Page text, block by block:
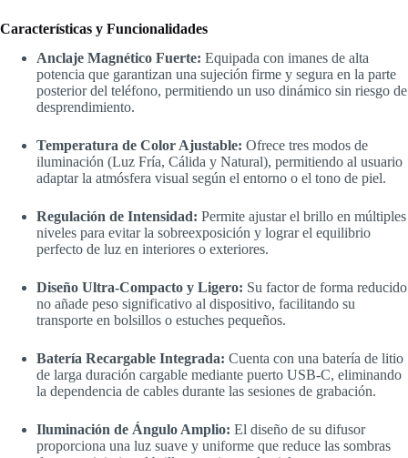
Características y Funcionalidades
Anclaje Magnético Fuerte: Equipada con imanes de alta
potencia que garantizan una sujeción firme y segura en la parte
posterior del teléfono, permitiendo un uso dinámico sin riesgo de
desprendimiento.
Temperatura de Color Ajustable: Ofrece tres modos de
iluminación (Luz Fría, Cálida y Natural), permitiendo al usuario
adaptar la atmósfera visual según el entorno o el tono de piel.
Regulación de Intensidad: Permite ajustar el brillo en múltiples
niveles para evitar la sobreexposición y lograr el equilibrio
perfecto de luz en interiores o exteriores.
Diseño Ultra-Compacto y Ligero: Su factor de forma reducido
no añade peso significativo al dispositivo, facilitando su
transporte en bolsillos o estuches pequeños.
Batería Recargable Integrada: Cuenta con una batería de litio
de larga duración cargable mediante puerto USB-C, eliminando
la dependencia de cables durante las sesiones de grabación.
Iluminación de Ángulo Amplio: El diseño de su difusor
proporciona una luz suave y uniforme que reduce las sombras